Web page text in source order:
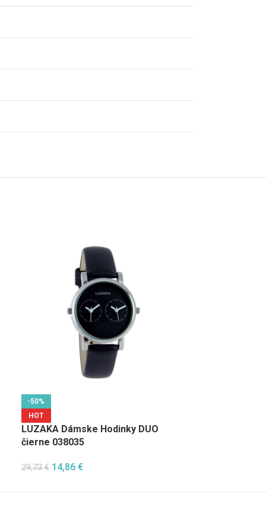
-50%
HOT
LUZAKA Dámske Hodinky DUO
čierne 038035
29,73€ 14,86 €